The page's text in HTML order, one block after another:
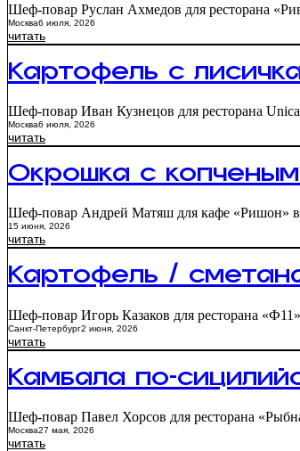
Шеф-повар Руслан Ахмедов для ресторана
Москва6 июля, 2026
читать
Картофель с
Шеф-повар Иван Кузнецов для ресторана Unica
Москва6 июля, 2026
читать
Окрошка с
Шеф-повар Андрей Матяш для кафе «Ришон» в
15 июня, 2026
читать
Картофель /
Шеф-повар Игорь Казаков для ресторана «Ф11»
Санкт-Петербург2 июня, 2026
читать
Камбала по-
Шеф-повар Павел Хорсов для ресторана
Москва27 мая, 2026
читать